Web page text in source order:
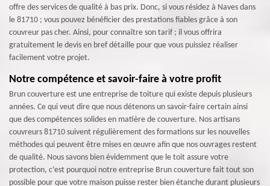
offre des services de qualité à bas prix. Donc, si vous résidez à Naves dans
le 81710 ; vous pouvez bénéficier des prestations fiables grâce à son
couvreur pas cher. Ainsi, pour connaître son tarif ; il vous offrira
gratuitement le devis en bref détaille pour que vous puissiez réaliser
facilement votre projet.
Notre compétence et savoir-faire à votre profit
Brun couverture est une entreprise de toiture qui existe depuis plusieurs
années. Ce qui veut dire que nous détenons un savoir-faire certain ainsi
que des compétences solides en matière de couverture. Nos artisans
couvreurs 81710 suivent régulièrement des formations sur les nouvelles
méthodes qui peuvent être mises en œuvre afin que nos ouvrages restent
de qualité. Nous savons bien évidemment que le toit assure votre
protection, c’est pourquoi notre entreprise Brun couverture fait tout son
possible pour que votre maison puisse rester bien étanche durant plusieurs